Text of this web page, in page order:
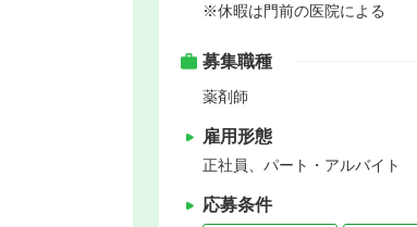
※休暇は門前の医院による
募集職種
薬剤師
雇用形態
正社員、パート・アルバイト
応募条件